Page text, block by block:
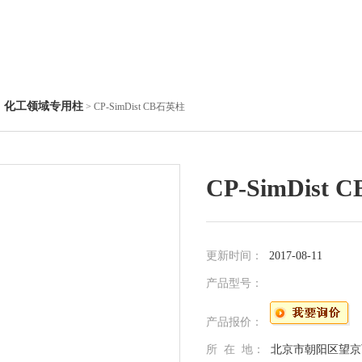
化工领域专用柱 > CP-SimDist CB石英柱
CP-SimDist
更新时间： 2017-08-11
产品型号：
产品报价：
所 在 地： 北京市朝阳区望